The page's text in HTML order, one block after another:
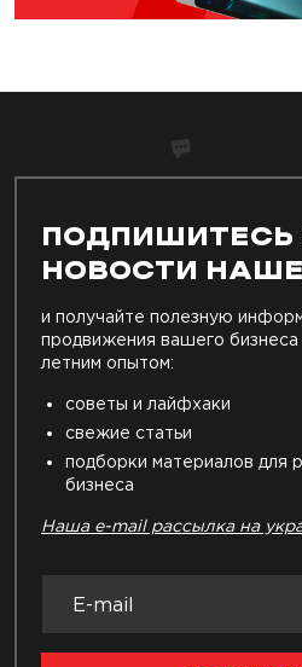
ПОДПИШИТЕСЬ
НОВОСТИ
и получайте полезную
продвижения вашего бизнеса
летним опытом:
советы и лайфхаки
свежие статьи
подборки материалов для
бизнеса
Наша e-mail рассылка на